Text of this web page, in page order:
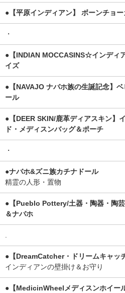
●【平原インディアン】 ボーンチョ
・
●【INDIAN MOCCASINS☆インディ
イズ
●【NAVAJO ナバホ族の生誕記念】
ール
●【DEER SKIN/鹿革ディアスキン】
ド・メディスンバッグ＆ポーチ
・
●ナバホ&ズニ族カチナドール
精霊の人形・置物
●【Pueblo Pottery/土器・陶器・陶
＆ナバホ
.
●【DreamCatcher・ドリームキャッ
インディアンの壁掛け＆お守り
●【MedicinWheelメディスンホイー